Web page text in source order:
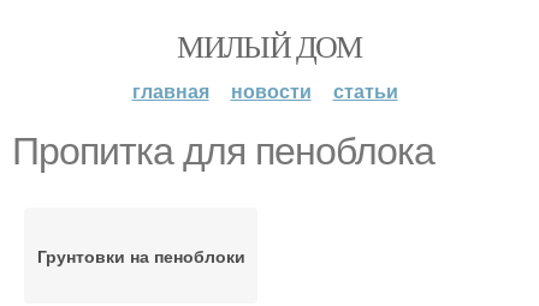
МИЛЫЙ ДОМ
главная новости статьи
Пропитка для пеноблока
Грунтовки на пеноблоки